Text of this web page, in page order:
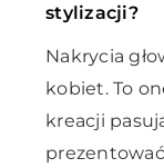
stylizacji?
Nakrycia
kobiet. To
kreacji